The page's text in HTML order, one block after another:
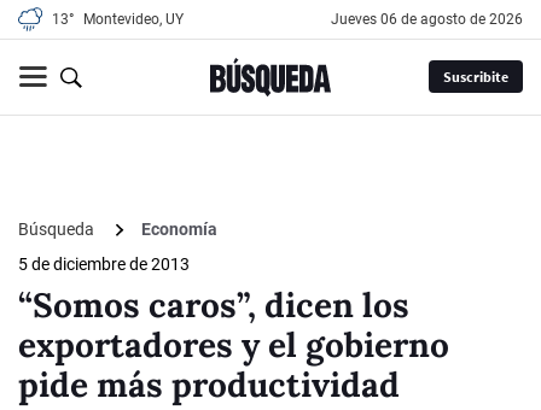
13° Montevideo, UY jueves 06 de agosto de 2026
Suscribite
Búsqueda
Economía
5 de diciembre de 2013
“Somos caros”, dicen los
exportadores y el gobierno
pide más productividad